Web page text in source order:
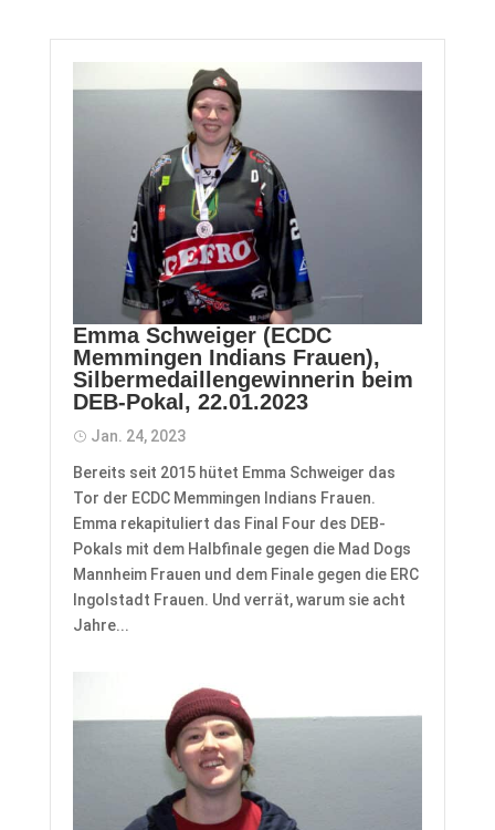
Emma Schweiger (ECDC
Memmingen Indians Frauen),
Silbermedaillengewinnerin beim
DEB-Pokal, 22.01.2023
Jan. 24, 2023
​Bereits seit 2015 hütet Emma Schweiger das
Tor der ECDC Memmingen Indians Frauen.
Emma rekapituliert das Final Four des DEB-
Pokals mit dem Halbfinale gegen die Mad Dogs
Mannheim Frauen und dem Finale gegen die ERC
Ingolstadt Frauen. Und verrät, warum sie acht
Jahre...